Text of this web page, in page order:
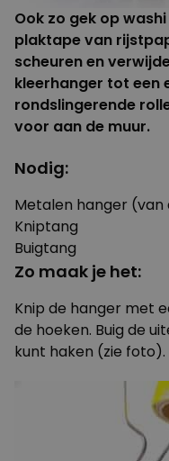
Ook zo gek op
plaktape van
scheuren en
kleerhanger tot een
rondslingerende
voor aan de muur.
Nodig:
Metalen hanger (van
Kniptang
Buigtang
Zo maak je het:
Knip de hanger met
de hoeken. Buig de
kunt haken (zie foto).